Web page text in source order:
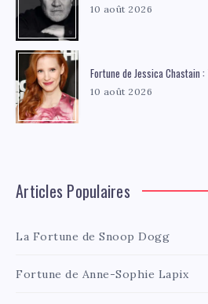
10 août 2026
Fortune de Jessica Chastain
10 août 2026
Articles Populaires
La Fortune de Snoop Dogg
Fortune de Anne-Sophie Lapix